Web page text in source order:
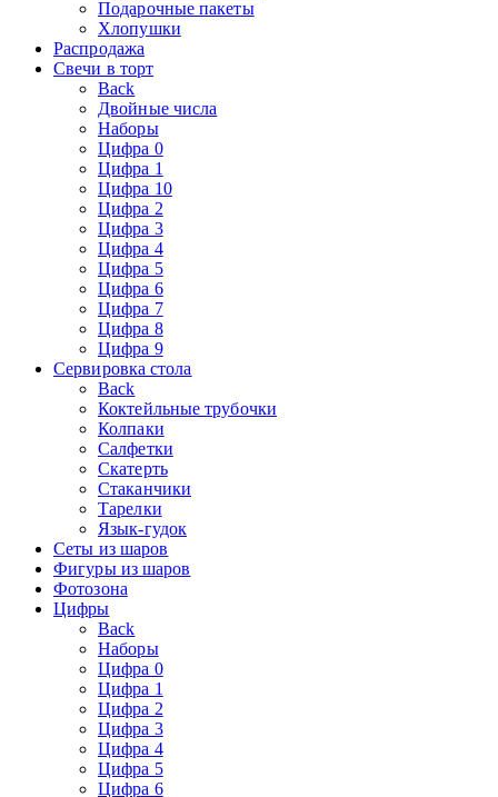
Подарочные пакеты
Хлопушки
Распродажа
Свечи в торт
Back
Двойные числа
Наборы
Цифра 0
Цифра 1
Цифра 10
Цифра 2
Цифра 3
Цифра 4
Цифра 5
Цифра 6
Цифра 7
Цифра 8
Цифра 9
Сервировка стола
Back
Коктейльные трубочки
Колпаки
Салфетки
Скатерть
Стаканчики
Тарелки
Язык-гудок
Сеты из шаров
Фигуры из шаров
Фотозона
Цифры
Back
Наборы
Цифра 0
Цифра 1
Цифра 2
Цифра 3
Цифра 4
Цифра 5
Цифра 6